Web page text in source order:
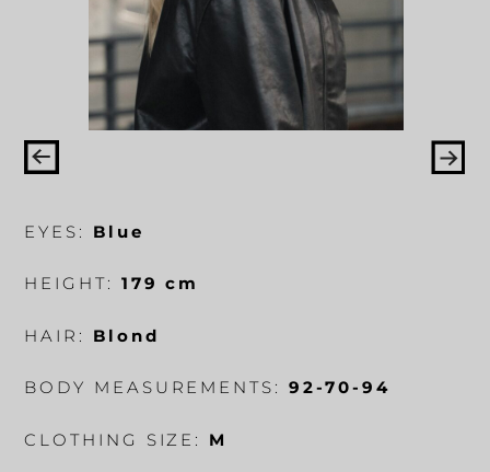
EYES: Blue
HEIGHT: 179 cm
HAIR: Blond
BODY MEASUREMENTS: 92-70-94
CLOTHING SIZE: M